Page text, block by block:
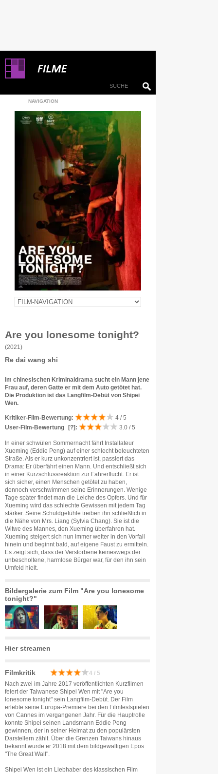
NAVIGATION
Are you lonesome tonight?
(2021)
Re dai wang shi
Im chinesischen Kriminaldrama sucht ein Mann jene
Frau auf, deren Gatte er mit dem Auto getötet hat.
Die Produktion ist das Langfilm-Debüt von Shipei
Wen.
Kritiker-Film-Bewertung:
4 / 5
User-Film-Bewertung
[?] : 3.0 / 5
In einer schwülen Sommernacht fährt Installateur
Xueming (Eddie Peng) auf einer schlecht beleuchteten
Straße. Als er kurz unkonzentriert ist, passiert das
Drama: Er überfährt einen Mann. Und entschließt sich
in einer Kurzschlussreaktion zur Fahrerflucht. Er ist
sich sicher, einen Menschen getötet zu haben,
dennoch verschwimmen seine Erinnerungen. Wenige
Tage später findet man die Leiche des Opfers. Und für
Xueming wird das schlechte Gewissen mit jedem Tag
stärker. Seine Schuldgefühle treiben ihn schließlich in
die Nähe von Mrs. Liang (Sylvia Chang). Sie ist die
Witwe des Mannes, den Xueming überfahren hat.
Xueming steigert sich nun immer weiter in den Vorfall
hinein und beginnt bald, auf eigene Faust zu ermitteln.
Es zeigt sich, dass der Verstorbene keineswegs der
unbescholtene, harmlose Bürger war, für den ihn sein
Umfeld hielt.
Bildergalerie zum Film "Are you lonesome
tonight?"
Hier streamen
Filmkritik 4 / 5
Nach zwei im Jahre 2017 veröffentlichten Kurzfilmen
feiert der Taiwanese Shipei Wen mit "Are you
lonesome tonight" sein Langfilm-Debüt. Der Film
erlebte seine Europa-Premiere bei den Filmfestspielen
von Cannes im vergangenen Jahr. Für die Hauptrolle
konnte Shipei seinen Landsmann Eddie Peng
gewinnen, der in seiner Heimat zu den populärsten
Darstellern zählt. Über die Grenzen Taiwans hinaus
bekannt wurde er 2018 mit dem bildgewaltigen Epos
"The Great Wall".
Shipei Wen ist ein Liebhaber des klassischen Film